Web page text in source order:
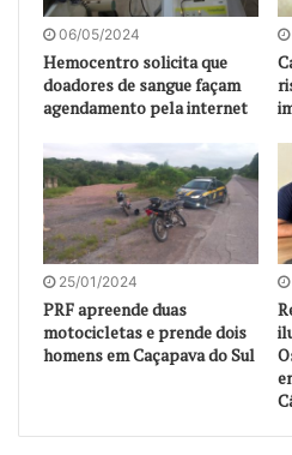
06/05/2024
Hemocentro solicita que
doadores de sangue façam
agendamento pela internet
25/01/2024
PRF apreende duas
motocicletas e prende dois
homens em Caçapava do Sul